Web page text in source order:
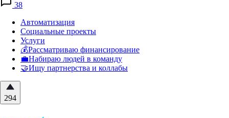
38
Автоматизация
Социальные проекты
Услуги
💰Рассматриваю финансирование
💼Набираю людей в команду
🤝Ищу партнерства и коллабы
294